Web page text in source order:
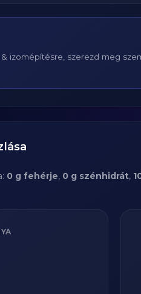
izomépítésre, szerezd meg
0 g fehérje, 0 g szénhidrát,